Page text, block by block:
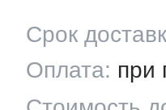
Срок
Оплата: при